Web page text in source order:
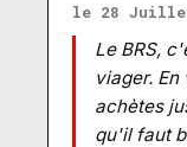
le 28
Le BRS,
viager.
achètes
qu'il faut